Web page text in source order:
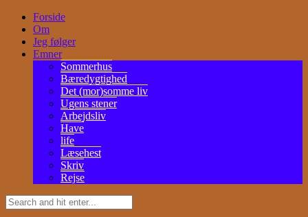
Forside
Om
Jeg følger
Emner
Sommerhus
Bæredygtighed
Det (mor)somme liv
Ugens stener
Arbejdsliv
Have
life
Læsehest
Skriv
Rejse